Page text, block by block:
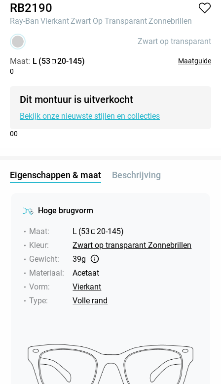
RB2190
Ray-Ban VierkantZwart Op TransparantZonnebrillen
Zwart op transparant
Maat: L (53 20-145)
Maatguide
0
Dit montuur is uitverkocht
Bekijk onze nieuwste stijlen en collecties
00
Eigenschappen & maat Beschrijving
Hoge brugvorm
Maat: L (53 20-145)
Kleur:
Zwart op transparant Zonnebrillen
Gewicht:
39g
Materiaal:
Acetaat
Vorm:
Vierkant
Type: Volle rand